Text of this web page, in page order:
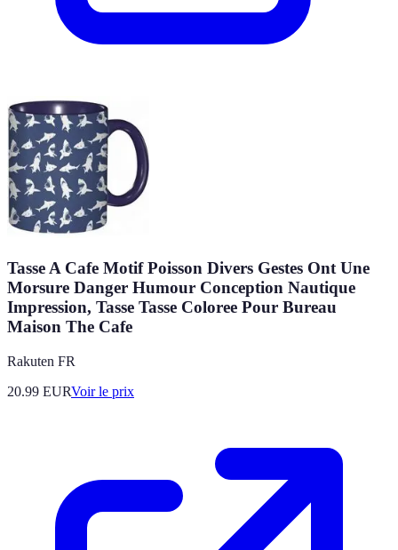
Tasse A Cafe Motif Poisson Divers Gestes Ont Une
Morsure Danger Humour Conception Nautique
Impression, Tasse Tasse Coloree Pour Bureau
Maison The Cafe
Rakuten FR
20.99 EURVoir le prix